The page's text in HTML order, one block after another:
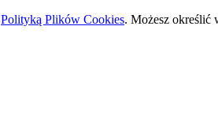
Polityką Plików Cookies. Możesz określić